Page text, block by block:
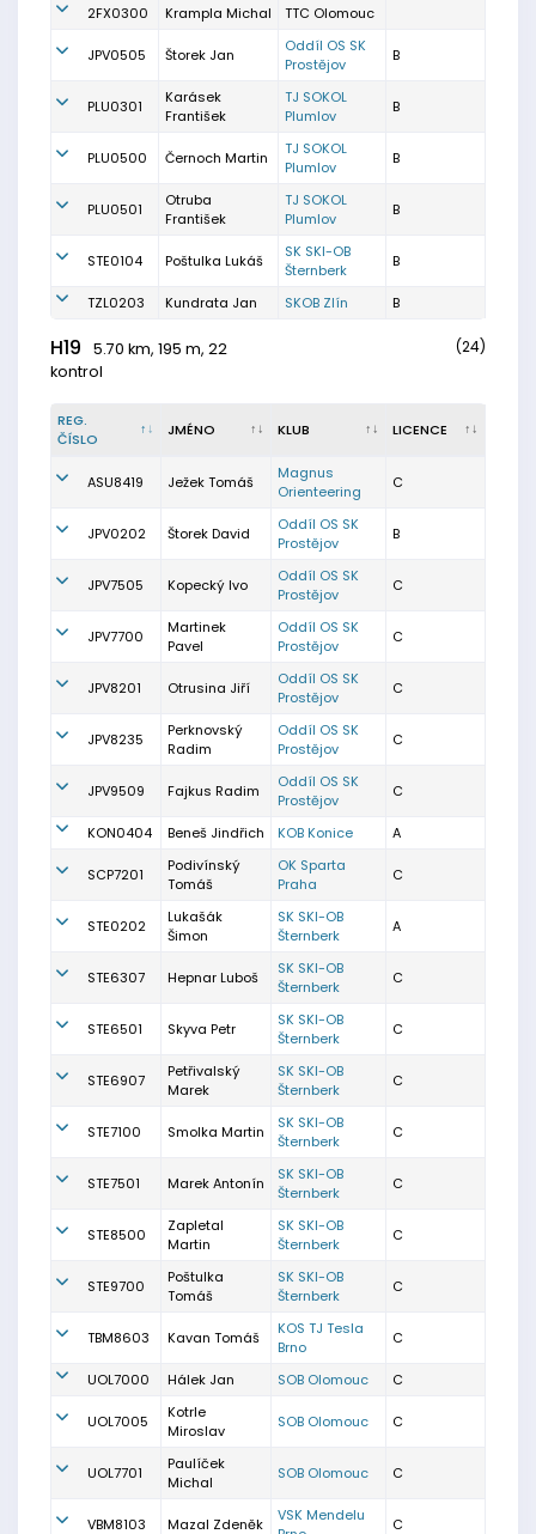
2FX0300 Krampla Michal TTC Olomouc
JPV0505 Štorek Jan
Oddíl OS SK
Prostějov
B
PLU0301
Karásek
František
TJ SOKOL
Plumlov
B
PLU0500 Černoch Martin
TJ SOKOL
Plumlov
B
PLU0501
Otruba
František
TJ SOKOL
Plumlov
B
STE0104 Poštulka Lukáš
SK SKI-OB
Šternberk
B
TZL0203 Kundrata Jan SKOB Zlín B
H19
5.70 km, 195 m, 22
kontrol
(24)
REG.
ČÍSLO
JMÉNO KLUB LICENCE
ASU8419 Ježek Tomáš
Magnus
Orienteering
C
JPV0202 Štorek David
Oddíl OS SK
Prostějov
B
JPV7505 Kopecký Ivo
Oddíl OS SK
Prostějov
C
JPV7700
Martinek
Pavel
Oddíl OS SK
Prostějov
C
JPV8201 Otrusina Jiří
Oddíl OS SK
Prostějov
C
JPV8235
Perknovský
Radim
Oddíl OS SK
Prostějov
C
JPV9509 Fajkus Radim
Oddíl OS SK
Prostějov
C
KON0404 Beneš Jindřich KOB Konice A
SCP7201
Podivínský
Tomáš
OK Sparta
Praha
C
STE0202
Lukašák
Šimon
SK SKI-OB
Šternberk
A
STE6307 Hepnar Luboš
SK SKI-OB
Šternberk
C
STE6501 Skyva Petr
SK SKI-OB
Šternberk
C
STE6907
Petřivalský
Marek
SK SKI-OB
Šternberk
C
STE7100 Smolka Martin
SK SKI-OB
Šternberk
C
STE7501 Marek Antonín
SK SKI-OB
Šternberk
C
STE8500
Zapletal
Martin
SK SKI-OB
Šternberk
C
STE9700
Poštulka
Tomáš
SK SKI-OB
Šternberk
C
TBM8603 Kavan Tomáš
KOS TJ Tesla
Brno
C
UOL7000 Hálek Jan SOB Olomouc C
UOL7005
Kotrle
Miroslav
SOB Olomouc C
UOL7701
Paulíček
Michal
SOB Olomouc C
VBM8103 Mazal Zdeněk
VSK Mendelu
C